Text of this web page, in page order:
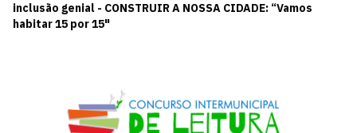
inclusão genial - CONSTRUIR A NOSSA CIDADE: “Vamos
habitar 15 por 15"